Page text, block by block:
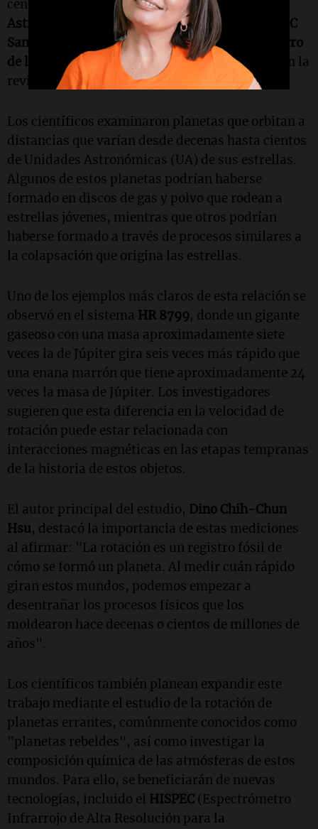
centros de investigación, como elCentro de
Astrofísica y Ciencias Espaciales (CASS)
UC
San Diego
Laboratorio de Propulsión a Chorro
de la NASA. Los resultados fueron publicados en la
revista
The Astronomical Journal
Los científicos examinaron planetas que orbitan a
distancias que varían desde decenas hasta cientos
de Unidades Astronómicas (UA) de sus estrellas.
Algunos de estos planetas podrían haberse
formado en discos de gas y polvo que rodean a
estrellas jóvenes, mientras que otros podrían
haberse formado a través de procesos similares a
la colapsación que origina las estrellas.
Uno de los ejemplos más claros de esta relación se
observó en el sistema HR 8799, donde un gigante
gaseoso con una masa aproximadamente siete
veces la de Júpiter gira seis veces más rápido que
una enana marrón que tiene aproximadamente 24
veces la masa de Júpiter. Los investigadores
sugieren que esta diferencia en la velocidad de
rotación puede estar relacionada con
interacciones magnéticas en las etapas tempranas
de la historia de estos objetos.
El autor principal del estudio, Dino Chih-Chun
Hsu, destacó la importancia de estas mediciones
al afirmar: "La rotación es un registro fósil de
cómo se formó un planeta. Al medir cuán rápido
giran estos mundos, podemos empezar a
desentrañar los procesos físicos que los
moldearon hace decenas o cientos de millones de
años".
Los científicos también planean expandir este
trabajo mediante el estudio de la rotación de
planetas errantes, comúnmente conocidos como
"planetas rebeldes", así como investigar la
composición química de las atmósferas de estos
mundos. Para ello, se beneficiarán de nuevas
tecnologías, incluido el HISPEC (Espectrómetro
Infrarrojo de Alta Resolución para la